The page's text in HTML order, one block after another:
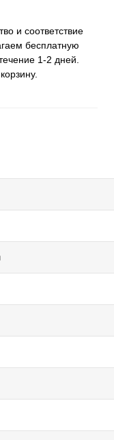
и соответствие
бесплатную
1-2 дней.